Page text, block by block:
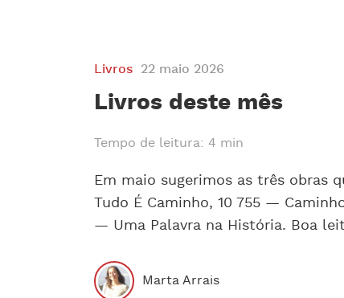
Livros 22 maio 2026
Livros deste mês
Tempo de leitura: 4 min
Em maio sugerimos as três obras
Tudo É Caminho, 10 755 —
— Uma Palavra na História. Boa
Marta Arrais